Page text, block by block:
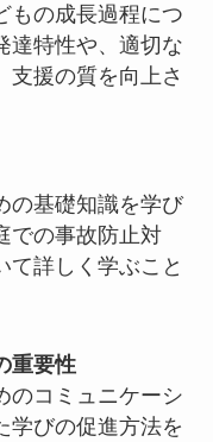
もの成長過程につ
達特性や、適切な
支援の質を向上さ
の基礎知識を学び
での事故防止対
て詳しく学ぶこと
重要性
のコミュニケーシ
学びの促進方法を